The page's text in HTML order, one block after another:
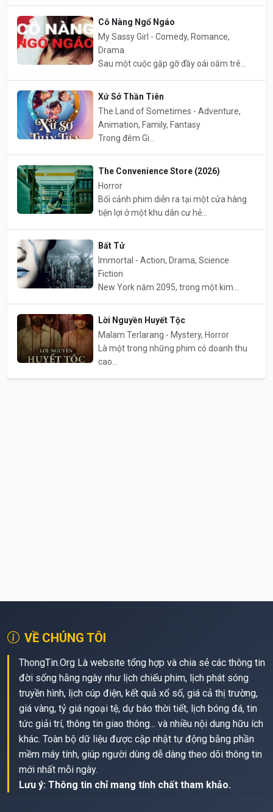
Cô Nàng Ngổ Ngáo
My Sassy Girl - Comedy, Romance,
Drama
Sau một cuộc gặp gỡ đầy oái oăm trê...
Xứ Sở Thần Tiên
The Land of Sometimes - Adventure,
Animation, Family, Fantasy
Trong đêm Gi...
The Convenience Store (2026)
Horror
Bối cảnh phim diễn ra tại một cửa hàng
tiện lợi ở một khu dân cư hẻ...
Bất Tử
Immortal - Action, Drama, Science
Fiction
New York năm 2095, trong một kim...
Lời Nguyền Huyết Tộc
Malam Terlarang - Mystery, Horror
Là một trong những phim có doanh thu
cao...
VỀ CHÚNG TÔI
ThongTin.Org Là website tổng hợp và chia sẻ các thông tin
đời sống hằng ngày như lịch chiếu phim, lịch phát sóng
truyền hình, lịch cúp điện, kết quả xổ số, giá cả thị trường,
giá vàng, tỷ giá ngoại tệ, dự báo thời tiết, lịch bóng đá, tin
tức giải trí, thông tin giao thông... và nhiều nội dung hữu ích
khác. Toàn bộ dữ liệu được cập nhật tự động bằng phần
mềm máy tính, giúp người dùng dễ dàng theo dõi thông tin
mới nhất mỗi ngày.
Lưu ý: Thông tin chỉ mang tính chất tham khảo.